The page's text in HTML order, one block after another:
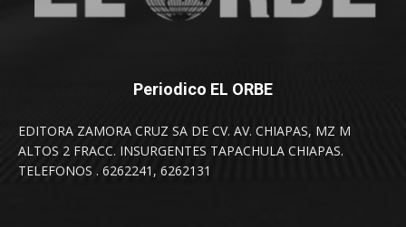
Periodico EL ORBE
EDITORA ZAMORA CRUZ SA DE CV. AV. CHIAPAS, MZ M
ALTOS 2 FRACC. INSURGENTES TAPACHULA CHIAPAS.
TELEFONOS . 6262241, 6262131